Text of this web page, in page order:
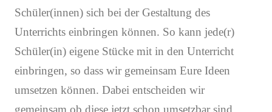
Schüler(innen) sich bei der Gestaltung des
Unterrichts einbringen können. So kann jede(r)
Schüler(in) eigene Stücke mit in den Unterricht
einbringen, so dass wir gemeinsam Eure Ideen
umsetzen können. Dabei entscheiden wir
gemeinsam ob diese jetzt schon umsetzbar sind